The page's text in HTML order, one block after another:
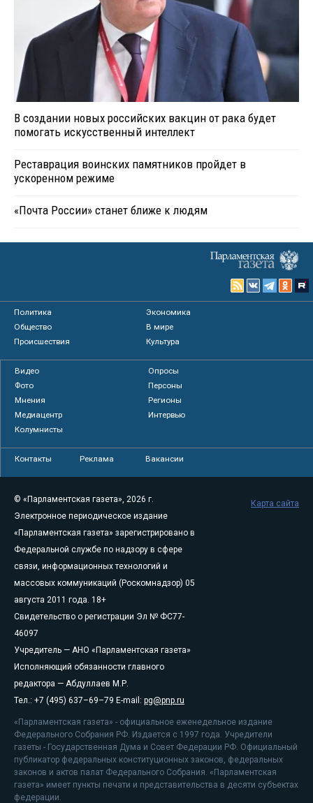
В создании новых российских вакцин от рака будет
помогать искусственный интеллект
Реставрация воинских памятников пройдет в
ускоренном режиме
«Почта России» станет ближе к людям
Политика
Экономика
Общество
В мире
Происшествия
Культура
Видео
Опросы
Фото
Персоны
Мнения
Регионы
Медиацентр
Интервью
Колумнисты
Контакты Реклама Вакансии
© «Парламентская газета», 2026 г.
Электронное периодическое издание
«Парламентская газета» зарегистрировано в
Федеральной службе по надзору в сфере
связи, информационных технологий и
массовых коммуникаций (Роскомнадзор) 05
августа 2011 года. 18+
Свидетельство о регистрации Эл № ФС77-
46097
Учредитель — АНО «Парламентская газета»
Исполняющий обязанности главного
редактора — Абдуллаев М.Р.
Тел.: +7 (495) 637–69–79 E-mail: pg@pnp.ru
«Парламентская газета» - официальное еженедельное издание
Федерального Собрания РФ. Издается с 1997 года. Учредители
газеты - Государственная Дума и Совет Федерации РФ. Официальный
публикатор федеральных конституционных законов, федеральных
законов и актов палат Федерального Собрания. «Парламентская
газета» имеет пункты печати и представительства в десяти субъектах
федерации.
Карта сайта